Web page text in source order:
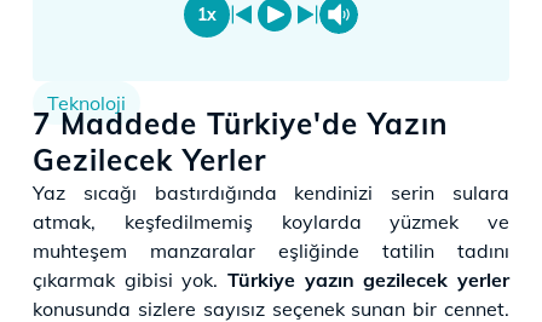
1x
Teknoloji
7 Maddede Türkiye'de Yazın
Gezilecek Yerler
​​Yaz sıcağı bastırdığında kendinizi serin sulara
atmak, keşfedilmemiş koylarda yüzmek ve
muhteşem manzaralar eşliğinde tatilin tadını
çıkarmak gibisi yok. Türkiye yazın gezilecek yerler
konusunda sizlere sayısız seçenek sunan bir cennet.